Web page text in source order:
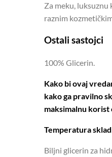
Za meku,
raznim
Ostali sastojci
100% Glicerin.
Kako bi ovaj
kako ga pravilno
maksimalnu korist
Temperatura
Biljni glicerin za